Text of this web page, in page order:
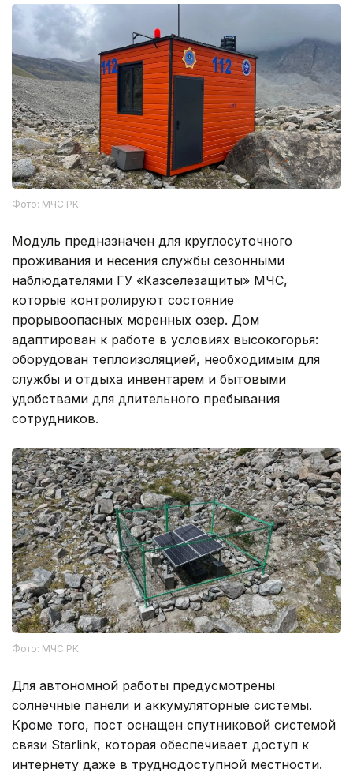
Фото: МЧС РК
Модуль предназначен для круглосуточного
проживания и несения службы сезонными
наблюдателями ГУ «Казселезащиты» МЧС,
которые контролируют состояние
прорывоопасных моренных озер. Дом
адаптирован к работе в условиях высокогорья:
оборудован теплоизоляцией, необходимым для
службы и отдыха инвентарем и бытовыми
удобствами для длительного пребывания
сотрудников.
Фото: МЧС РК
Для автономной работы предусмотрены
солнечные панели и аккумуляторные системы.
Кроме того, пост оснащен спутниковой системой
связи Starlink, которая обеспечивает доступ к
интернету даже в труднодоступной местности.